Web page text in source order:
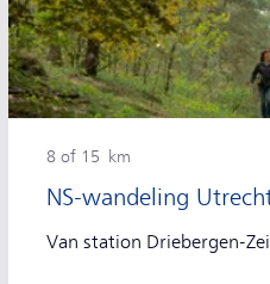
NS-wandeling
8 of 15 km
Van station Driebergen-